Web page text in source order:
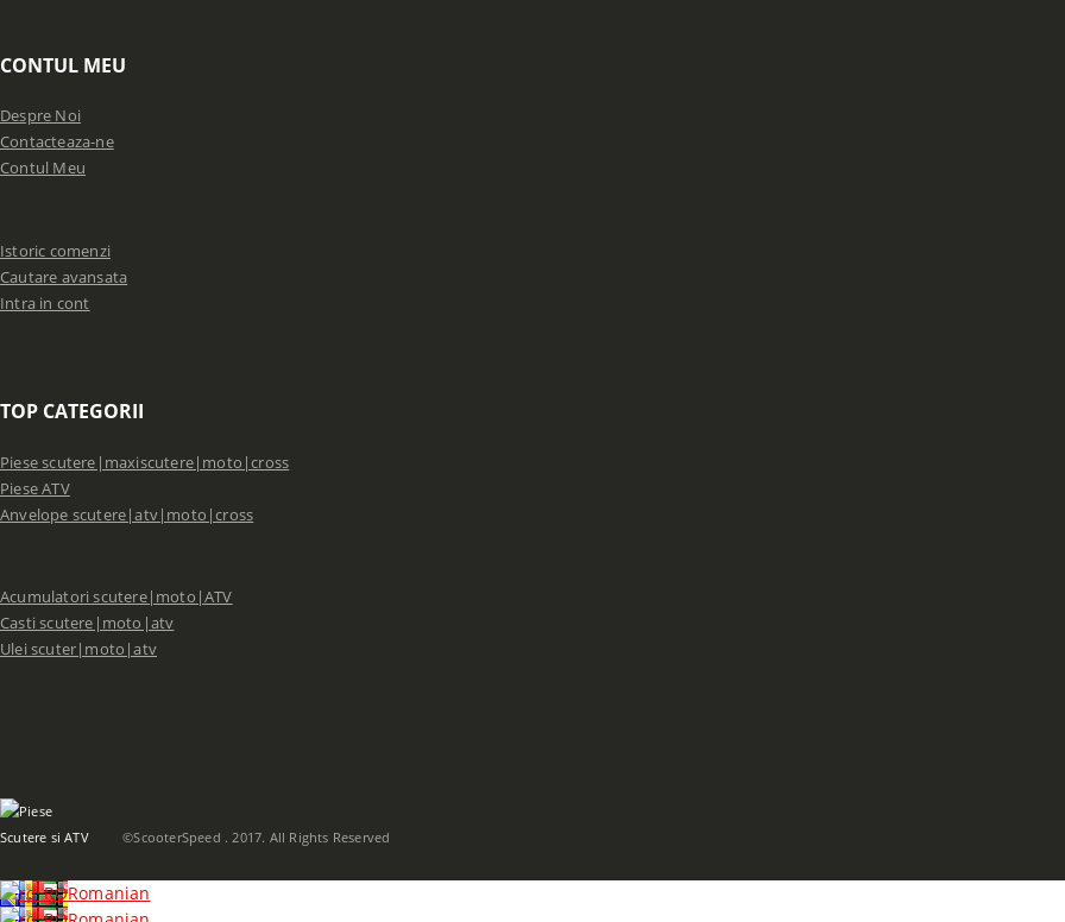
CONTUL MEU
Despre Noi
Contacteaza-ne
Contul Meu
Istoric comenzi
Cautare avansata
Intra in cont
TOP CATEGORII
Piese scutere|maxiscutere|moto|cross
Piese ATV
Anvelope scutere|atv|moto|cross
Acumulatori scutere|moto|ATV
Casti scutere|moto|atv
Ulei scuter|moto|atv
©ScooterSpeed . 2017. All Rights Reserved
Romanian